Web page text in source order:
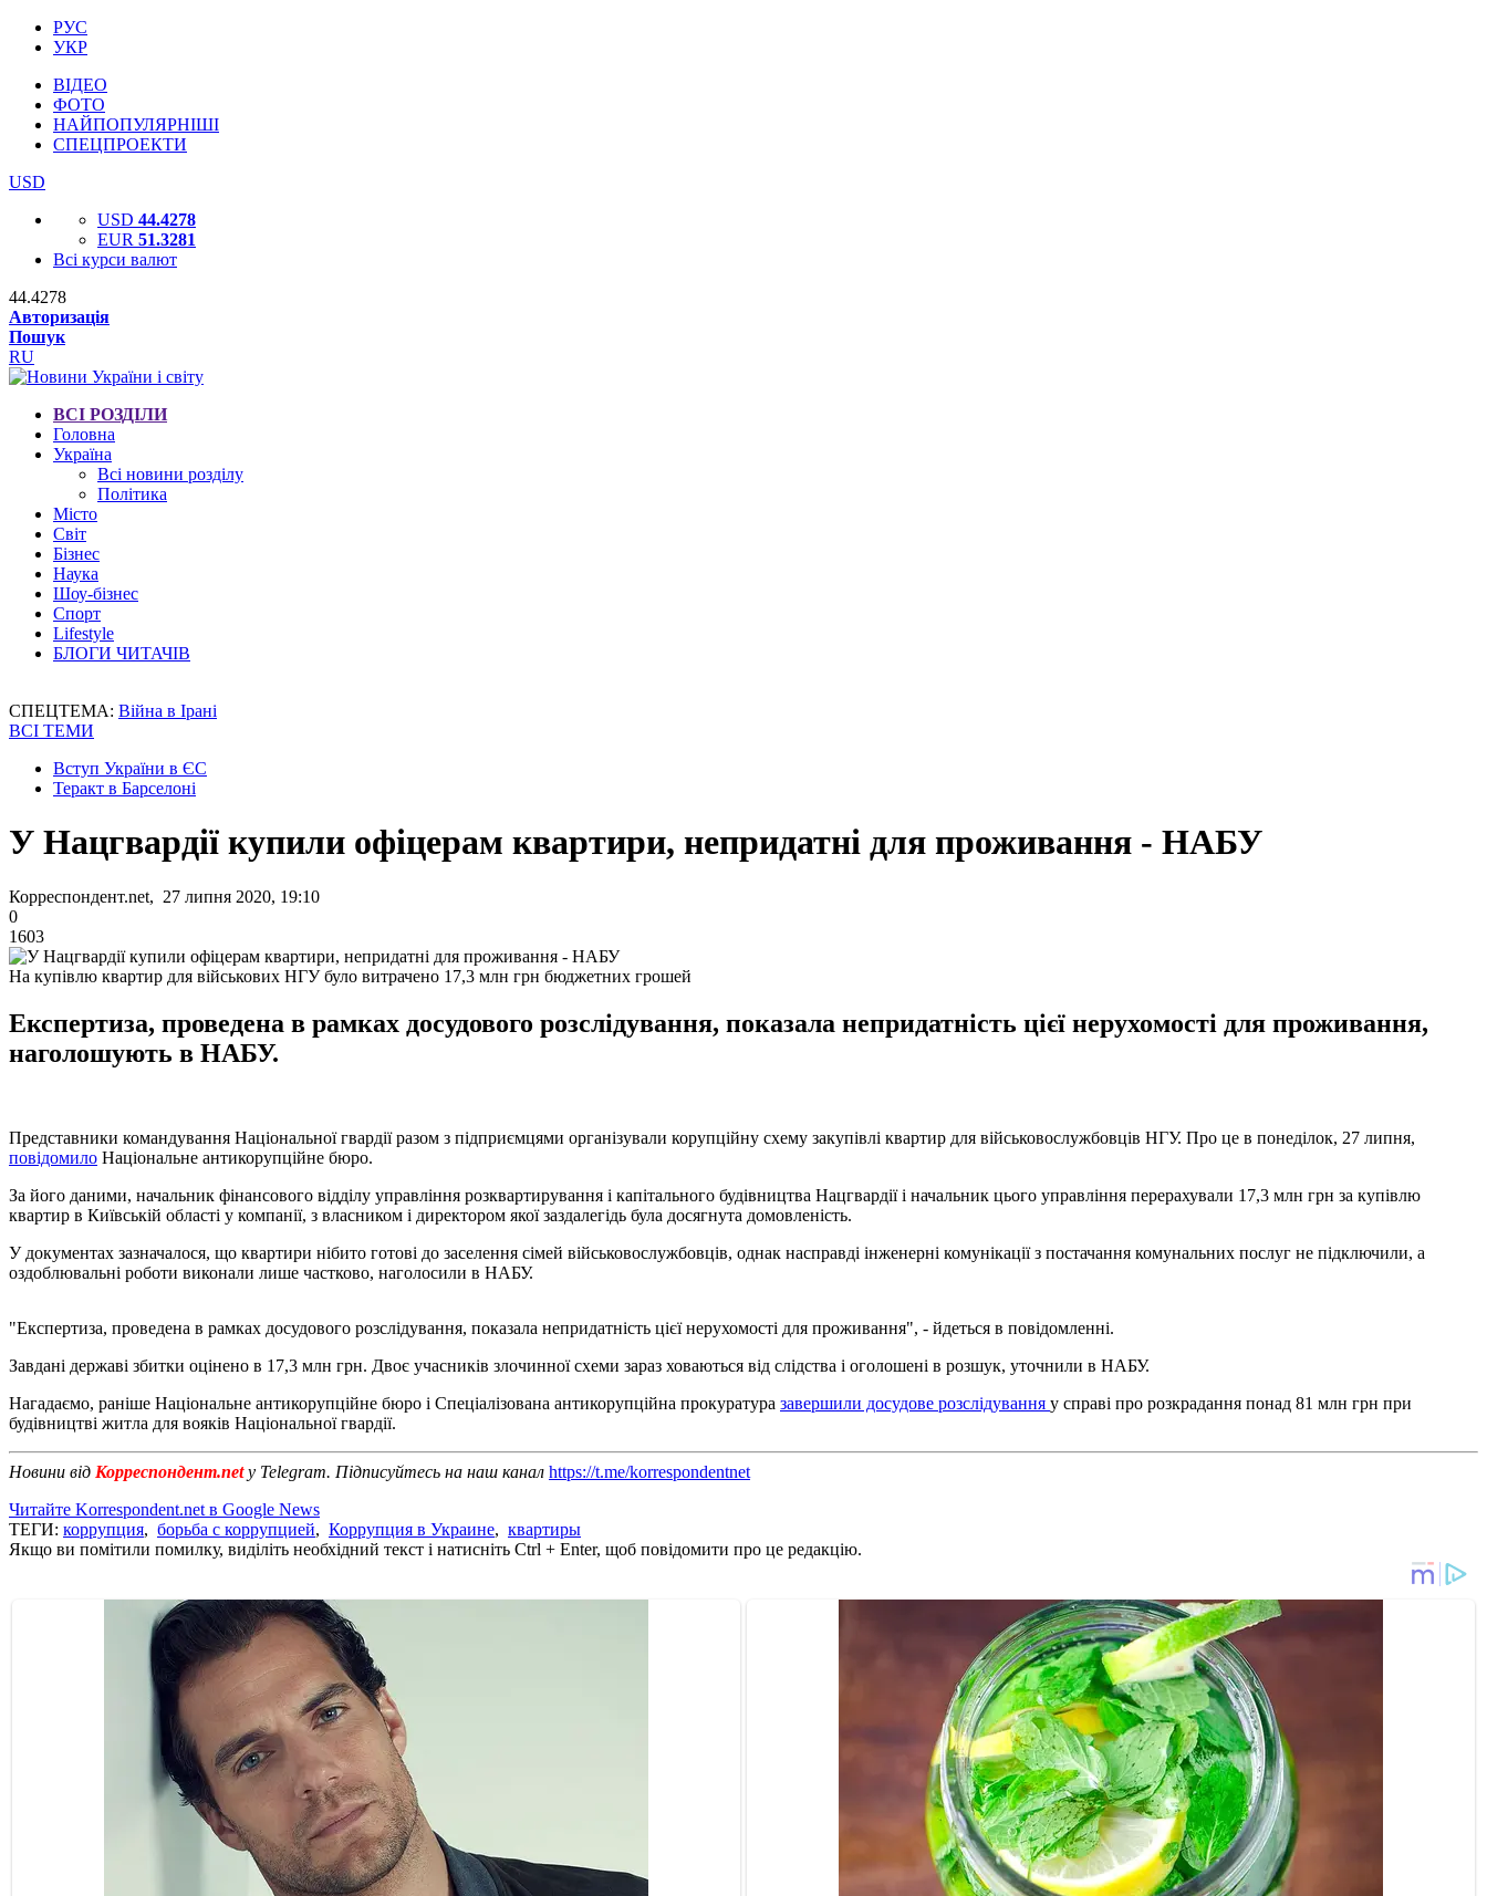
РУС
УКР
ВІДЕО
ФОТО
НАЙПОПУЛЯРНІШІ
СПЕЦПРОЕКТИ
USD
USD 44.4278
EUR 51.3281
Всі курси валют
44.4278
Авторизація
Пошук
RU
ВСІ РОЗДІЛИ
Головна
Україна
Всі новини розділу
Політика
Місто
Світ
Бізнес
Наука
Шоу-бізнес
Спорт
Lifestyle
БЛОГИ ЧИТАЧІВ
СПЕЦТЕМА: Війна в Ірані
ВСІ ТЕМИ
Вступ України в ЄС
Теракт в Барселоні
У Нацгвардії купили офіцерам квартири, непридатні для проживання - НАБУ
Корреспондент.net, 27 липня 2020, 19:10
0
1603
На купівлю квартир для військових НГУ було витрачено 17,3 млн грн бюджетних грошей
Експертиза, проведена в рамках досудового розслідування, показала непридатність цієї нерухомості для проживання,
наголошують в НАБУ.
Представники командування Національної гвардії разом з підприємцями організували корупційну схему закупівлі квартир для військовослужбовців НГУ. Про це в понеділок, 27 липня,
повідомило Національне антикорупційне бюро.
За його даними, начальник фінансового відділу управління розквартирування і капітального будівництва Нацгвардії і начальник цього управління перерахували 17,3 млн грн за купівлю
квартир в Київській області у компанії, з власником і директором якої заздалегідь була досягнута домовленість.
У документах зазначалося, що квартири нібито готові до заселення сімей військовослужбовців, однак насправді інженерні комунікації з постачання комунальних послуг не підключили, а
оздоблювальні роботи виконали лише частково, наголосили в НАБУ.
"Експертиза, проведена в рамках досудового розслідування, показала непридатність цієї нерухомості для проживання", - йдеться в повідомленні.
Завдані державі збитки оцінено в 17,3 млн грн. Двоє учасників злочинної схеми зараз ховаються від слідства і оголошені в розшук, уточнили в НАБУ.
Нагадаємо, раніше Національне антикорупційне бюро і Спеціалізована антикорупційна прокуратура завершили досудове розслідування у справі про розкрадання понад 81 млн грн при
будівництві житла для вояків Національної гвардії.
Новини від Корреспондент.net у Telegram. Підписуйтесь на наш канал https://t.me/korrespondentnet
Читайте Korrespondent.net в Google News
ТЕГИ: коррупция, борьба с коррупцией, Коррупция в Украине, квартиры
Якщо ви помітили помилку, виділіть необхідний текст і натисніть Ctrl + Enter, щоб повідомити про це редакцію.